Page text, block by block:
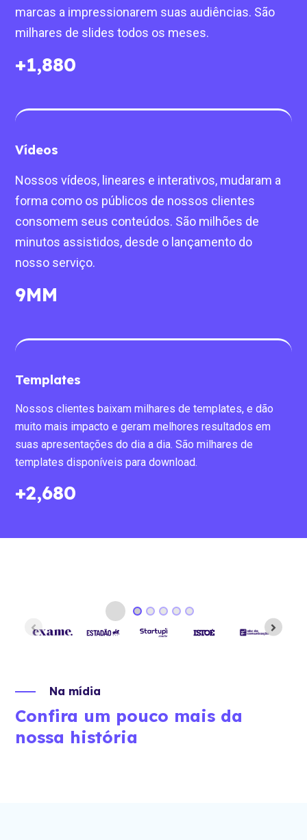
marcas a impressionarem suas audiências. São
milhares de slides todos os meses.
+2,000
Vídeos
Nossos vídeos, lineares e interativos, mudaram a
forma como os públicos de nossos clientes
consomem seus conteúdos. São milhões de
minutos assistidos, desde o lançamento do
nosso serviço.
10MM
Templates
Nossos clientes baixam milhares de templates, e dão
muito mais impacto e geram melhores resultados em
suas apresentações do dia a dia. São milhares de
templates disponíveis para download.
+3,000
Na mídia
Confira um pouco mais da
nossa história